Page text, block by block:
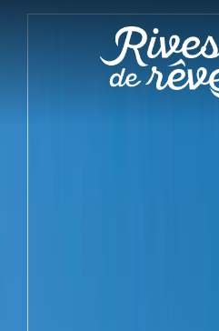
Panneau de gestion des cookies